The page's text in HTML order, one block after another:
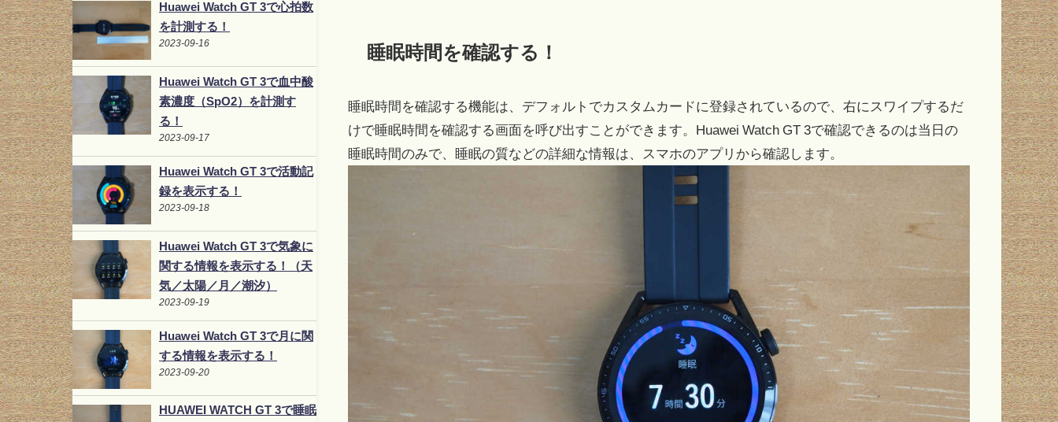
睡眠時間を確認する！
睡眠時間を確認する機能は、デフォルトでカスタムカードに登録されているので、右にスワイプするだ
けで睡眠時間を確認する画面を呼び出すことができます。Huawei Watch GT 3で確認できるのは当日の
睡眠時間のみで、睡眠の質などの詳細な情報は、スマホのアプリから確認します。
Huawei Watch GT 3で心拍数
を計測する！
2023-09-16
Huawei Watch GT 3で血中酸
素濃度（SpO2）を計測す
る！
2023-09-17
Huawei Watch GT 3で活動記
録を表示する！
2023-09-18
Huawei Watch GT 3で気象に
関する情報を表示する！（天
気／太陽／月／潮汐）
2023-09-19
Huawei Watch GT 3で月に関
する情報を表示する！
2023-09-20
HUAWEI WATCH GT 3で睡眠